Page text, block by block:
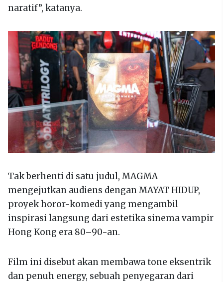
naratif”, katanya.
Tak berhenti di satu judul, MAGMA
mengejutkan audiens dengan MAYAT HIDUP,
proyek horor-komedi yang mengambil
inspirasi langsung dari estetika sinema vampir
Hong Kong era 80–90-an.
Film ini disebut akan membawa tone eksentrik
dan penuh energy, sebuah penyegaran dari